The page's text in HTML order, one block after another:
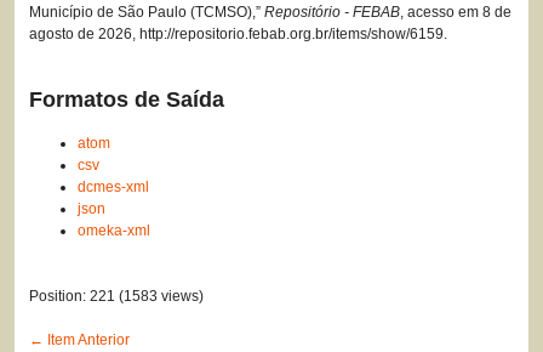
Município de São Paulo (TCMSO),” Repositório - FEBAB, acesso em 8 de
agosto de 2026, http://repositorio.febab.org.br/items/show/6159.
Formatos de Saída
atom
csv
dcmes-xml
json
omeka-xml
Position: 221 (1583 views)
← Item Anterior